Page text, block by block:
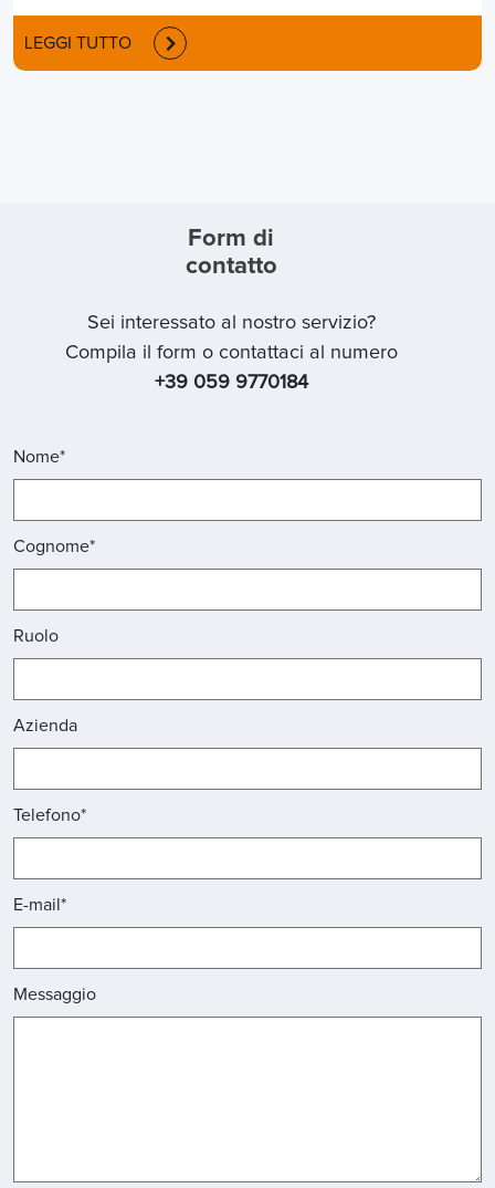
LEGGI TUTTO
Form di
contatto
Sei interessato al nostro servizio?
Compila il form o contattaci al numero
+39 059 9770184
Nome*
Cognome*
Ruolo
Azienda
Telefono*
E-mail*
Messaggio